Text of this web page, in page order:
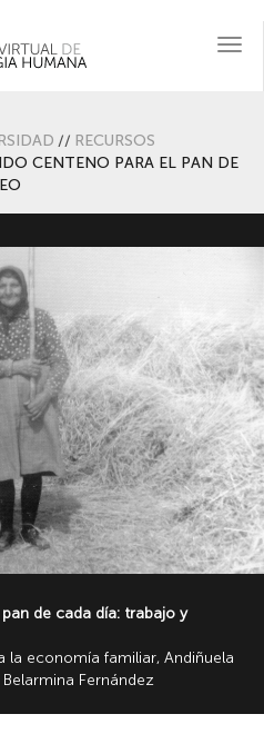
// RECURSOS
CENTENO PARA EL PAN DE
de cada día: trabajo y
la economía familiar, Andiñuela
Fernández